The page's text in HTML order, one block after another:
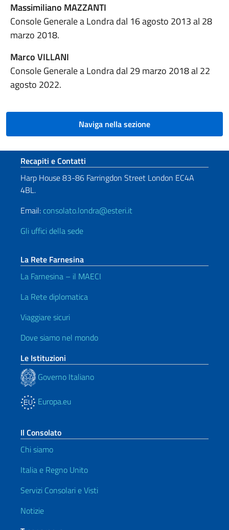
Massimiliano MAZZANTI
Console Generale a Londra dal 16 agosto 2013 al 28
marzo 2018.
Marco VILLANI
Console Generale a Londra dal 29 marzo 2018 al 22
agosto 2022.
Naviga nella sezione
Sezione footer
Recapiti e Contatti
Harp House 83-86 Farringdon Street London EC4A
4BL.
Email: consolato.londra@esteri.it
Gli uffici della sede
La Rete Farnesina
La Farnesina – il MAECI
La Rete diplomatica
Viaggiare sicuri
Dove siamo nel mondo
Le Istituzioni
Governo Italiano
Europa.eu
Il Consolato
Chi siamo
Italia e Regno Unito
Servizi Consolari e Visti
Notizie